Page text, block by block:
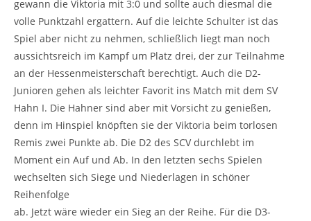
gewann die Viktoria mit 3:0 und sollte auch diesmal die
volle Punktzahl ergattern. Auf die leichte Schulter ist das
Spiel aber nicht zu nehmen, schließlich liegt man noch
aussichtsreich im Kampf um Platz drei, der zur Teilnahme
an der Hessenmeisterschaft berechtigt. Auch die D2-
Junioren gehen als leichter Favorit ins Match mit dem SV
Hahn I. Die Hahner sind aber mit Vorsicht zu genießen,
denn im Hinspiel knöpften sie der Viktoria beim torlosen
Remis zwei Punkte ab. Die D2 des SCV durchlebt im
Moment ein Auf und Ab. In den letzten sechs Spielen
wechselten sich Siege und Niederlagen in schöner
Reihenfolge
ab. Jetzt wäre wieder ein Sieg an der Reihe. Für die D3-